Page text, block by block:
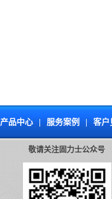
产品中心 服务案例 客户
敬请关注固力士公众号